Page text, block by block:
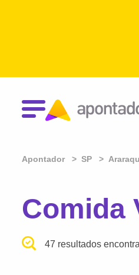
Apontador SP
Comida
47 resultados